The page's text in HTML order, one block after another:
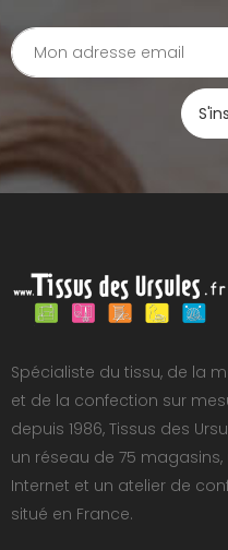
Spécialiste du tissu, de la
et de la confection sur
depuis 1986, Tissus des
un réseau de 75 magasins,
Internet et un atelier de
situé en France.